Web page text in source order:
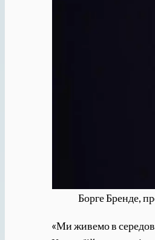
Борге Бренде,
«Ми живемо в